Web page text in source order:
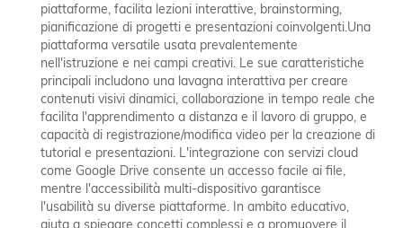
piattaforme, facilita lezioni interattive, brainstorming,
pianificazione di progetti e presentazioni coinvolgenti.Una
piattaforma versatile usata prevalentemente
nell'istruzione e nei campi creativi. Le sue caratteristiche
principali includono una lavagna interattiva per creare
contenuti visivi dinamici, collaborazione in tempo reale che
facilita l'apprendimento a distanza e il lavoro di gruppo, e
capacità di registrazione/modifica video per la creazione di
tutorial e presentazioni. L'integrazione con servizi cloud
come Google Drive consente un accesso facile ai file,
mentre l'accessibilità multi-dispositivo garantisce
l'usabilità su diverse piattaforme. In ambito educativo,
aiuta a spiegare concetti complessi e a promuovere il